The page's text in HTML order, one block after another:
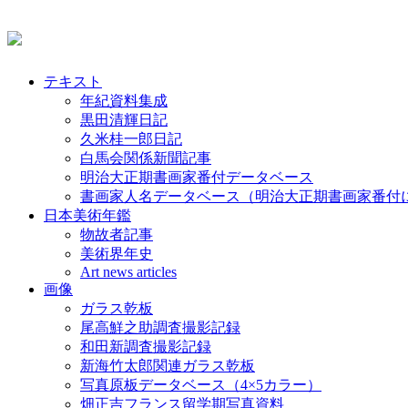
テキスト
年紀資料集成
黒田清輝日記
久米桂一郎日記
白馬会関係新聞記事
明治大正期書画家番付データベース
書画家人名データベース（明治大正期書画家番付
日本美術年鑑
物故者記事
美術界年史
Art news articles
画像
ガラス乾板
尾高鮮之助調査撮影記録
和田新調査撮影記録
新海竹太郎関連ガラス乾板
写真原板データベース（4×5カラー）
畑正吉フランス留学期写真資料